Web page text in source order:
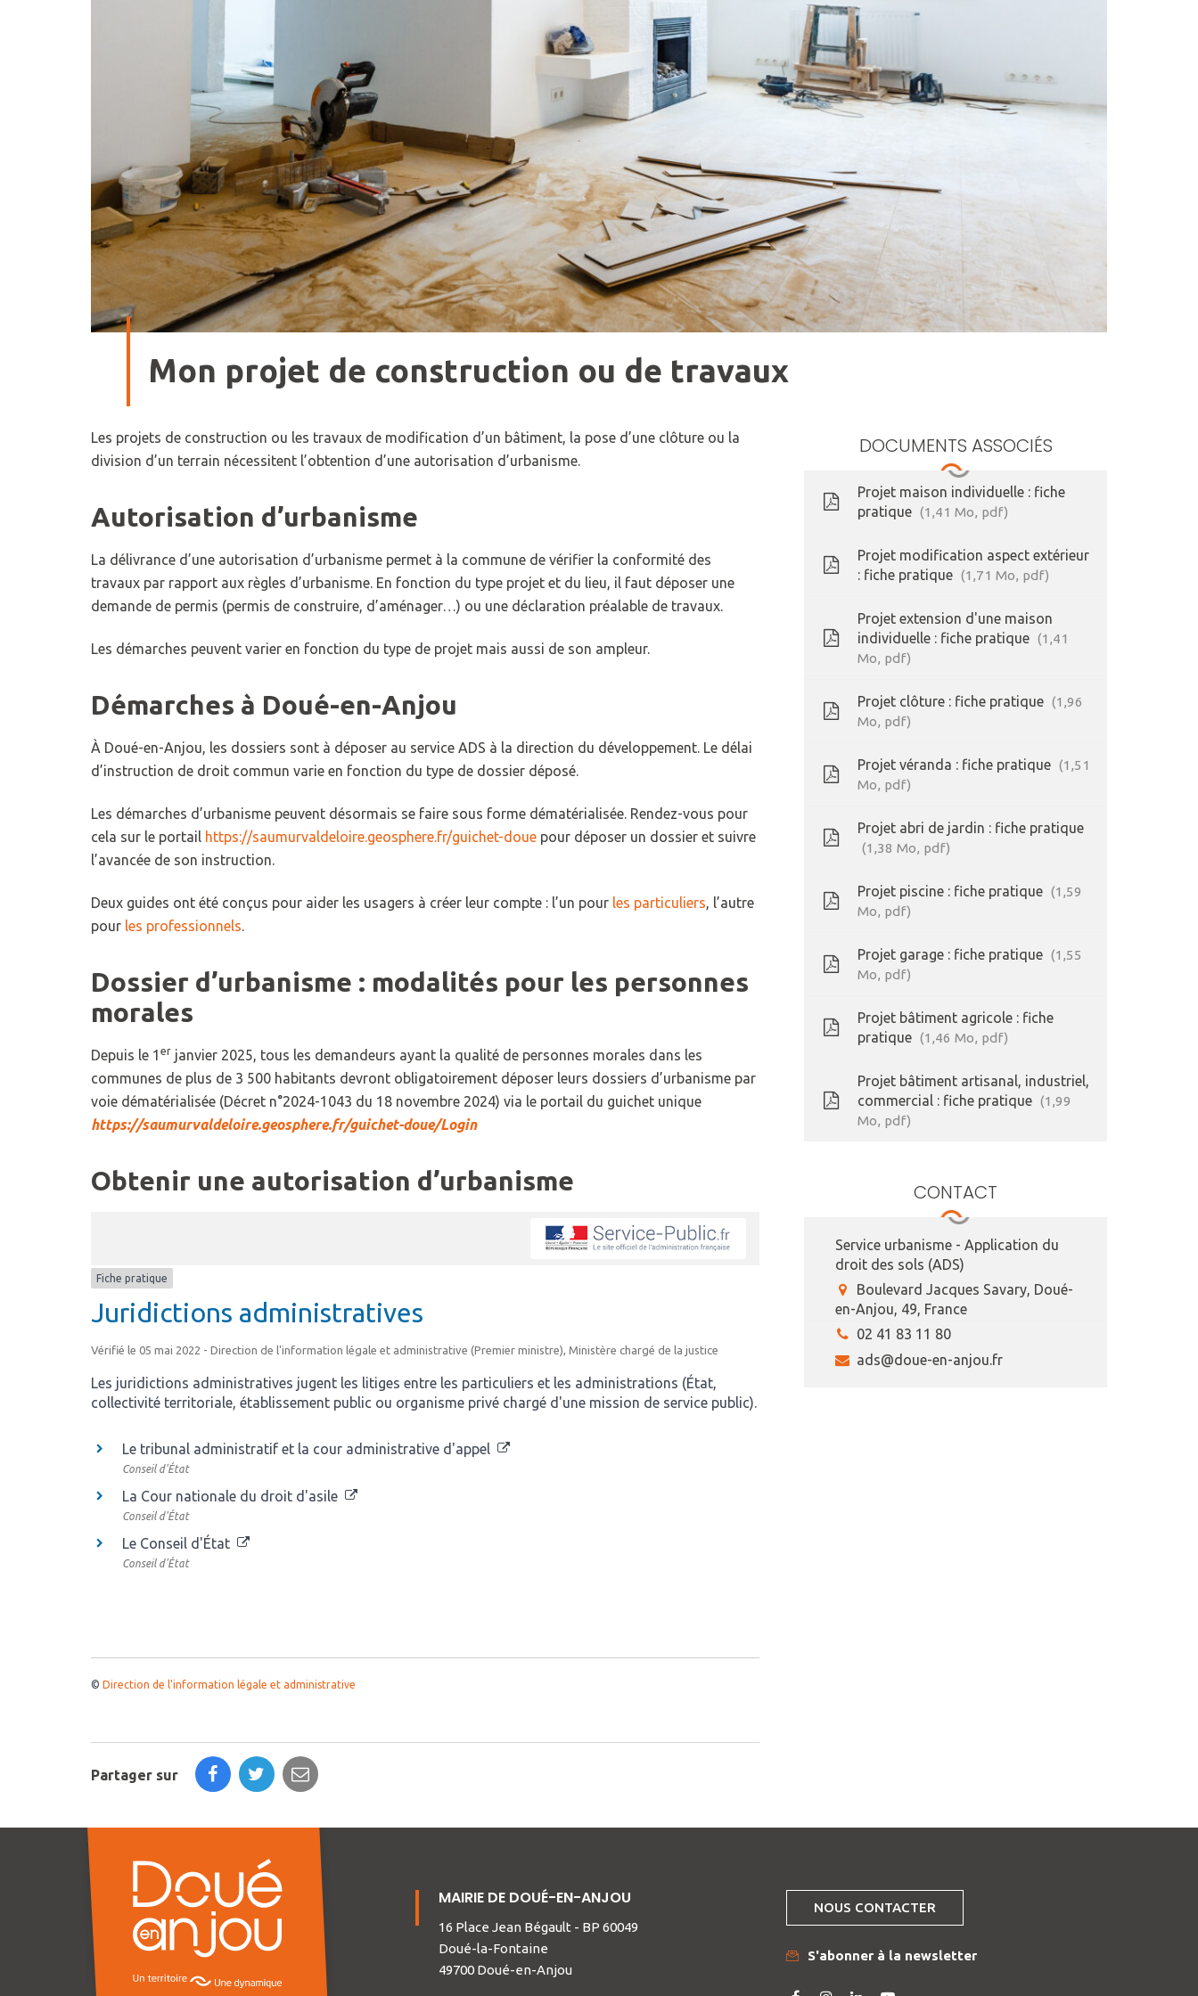
Mon projet de construction ou de travaux
Les projets de construction ou les travaux de modification d’un bâtiment, la pose d’une clôture ou la
division d’un terrain nécessitent l’obtention d’une autorisation d’urbanisme.
Autorisation d’urbanisme
La délivrance d’une autorisation d’urbanisme permet à la commune de vérifier la conformité des
travaux par rapport aux règles d’urbanisme. En fonction du type projet et du lieu, il faut déposer une
demande de permis (permis de construire, d’aménager…) ou une déclaration préalable de travaux.
Les démarches peuvent varier en fonction du type de projet mais aussi de son ampleur.
Démarches à Doué-en-Anjou
À Doué-en-Anjou, les dossiers sont à déposer au service ADS à la direction du développement. Le délai
d’instruction de droit commun varie en fonction du type de dossier déposé.
Les démarches d’urbanisme peuvent désormais se faire sous forme dématérialisée. Rendez-vous pour
cela sur le portail
https://saumurvaldeloire.geosphere.fr/guichet-doue pour déposer un dossier et suivre
l’avancée de son instruction.
Deux guides ont été conçus pour aider les usagers à créer leur compte : l’un pour les particuliers , l’autre
pour les professionnels
Dossier d’urbanisme : modalités pour les personnes
morales
Depuis le 1 er janvier 2025, tous les demandeurs ayant la qualité de personnes morales dans les
communes de plus de 3 500 habitants devront obligatoirement déposer leurs dossiers d’urbanisme par
voie dématérialisée (Décret n°2024-1043 du 18 novembre 2024) via le portail du guichet unique
https://saumurvaldeloire.geosphere.fr/guichet-doue/Login
Obtenir une autorisation d’urbanisme
Fiche pratique
Juridictions administratives
Vérifié le 05 mai 2022 - Direction de l'information légale et administrative (Premier ministre), Ministère chargé de la justice
Les juridictions administratives jugent les litiges entre les particuliers et les administrations (État,
collectivité territoriale, établissement public ou organisme privé chargé d'une mission de service public).
Le tribunal administratif et la cour administrative d'appel
Conseil d'État
La Cour nationale du droit d'asile
Conseil d'État
Le Conseil d'État
Conseil d'État
© Direction de l'information légale et administrative
DOCUMENTS ASSOCIÉS
Projet maison individuelle : fiche
pratique
1,41 Mo, pdf
Projet modification aspect extérieur
: fiche pratique
1,71 Mo, pdf
Projet extension d'une maison
individuelle : fiche pratique
1,41
Mo, pdf
Projet clôture : fiche pratique
1,96
Mo, pdf
Projet véranda : fiche pratique
1,51
Mo, pdf
Projet abri de jardin : fiche pratique
1,38 Mo, pdf
Projet piscine : fiche pratique
1,59
Mo, pdf
Projet garage : fiche pratique
1,55
Mo, pdf
Projet bâtiment agricole : fiche
pratique
1,46 Mo, pdf
Projet bâtiment artisanal, industriel,
commercial : fiche pratique
1,99
Mo, pdf
CONTACT
Service urbanisme - Application du
droit des sols (ADS)
Boulevard Jacques Savary, Doué-
en-Anjou, 49, France
02 41 83 11 80
ads@doue-en-anjou.fr
Partager sur
MAIRIE DE DOUÉ-EN-ANJOU
16 Place Jean Bégault - BP 60049
Doué-la-Fontaine
49700 Doué-en-Anjou
NOUS CONTACTER
S'abonner à la newsletter